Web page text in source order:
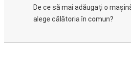
De ce să mai adăugați o
alege călătoria în comun?